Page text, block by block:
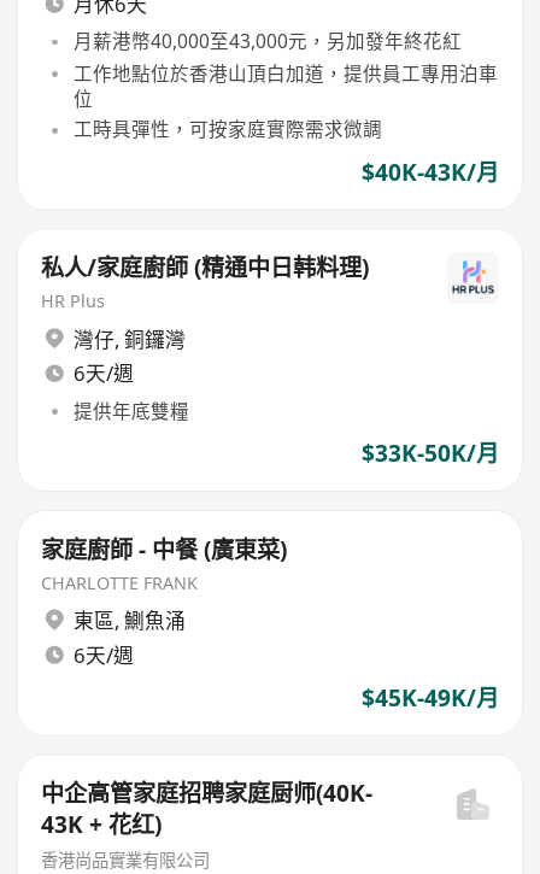
月薪港幣40,000至43,000元，另加發年終花紅
工作地點位於香港山頂白加道，提供員工專用泊車
位
工時具彈性，可按家庭實際需求微調
$40K-43K/月
私人/家庭廚師 (精通中日韩料理)
HR Plus
灣仔, 銅鑼灣
6天/週
提供年底雙糧
$33K-50K/月
家庭廚師 - 中餐 (廣東菜)
CHARLOTTE FRANK
東區, 鰂魚涌
6天/週
$45K-49K/月
中企高管家庭招聘家庭厨师(40K-
43K + 花红)
香港尚品實業有限公司